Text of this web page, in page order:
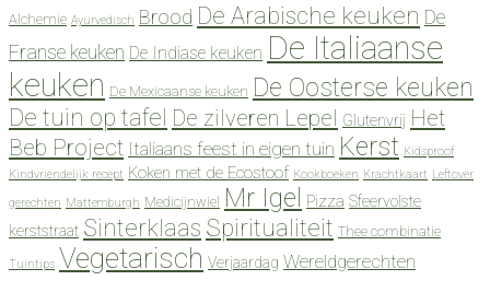
Alchemie Ayurvedisch Brood De Arabische keuken De
Franse keuken De Indiase keuken De Italiaanse
keuken De Mexicaanse keuken De Oosterse keuken
De tuin op tafel De zilveren Lepel Glutenvrij Het
Beb Project Italiaans feest in eigen tuin Kerst Kidsproof
Kindvriendelijk recept Koken met de Ecostoof Kookboeken Krachtkaart Leftover
gerechten Mattemburgh Medicijnwiel Mr Igel Pizza Sfeervolste
kerststraat Sinterklaas Spiritualiteit Thee combinatie
Tuintips Vegetarisch Verjaardag Wereldgerechten